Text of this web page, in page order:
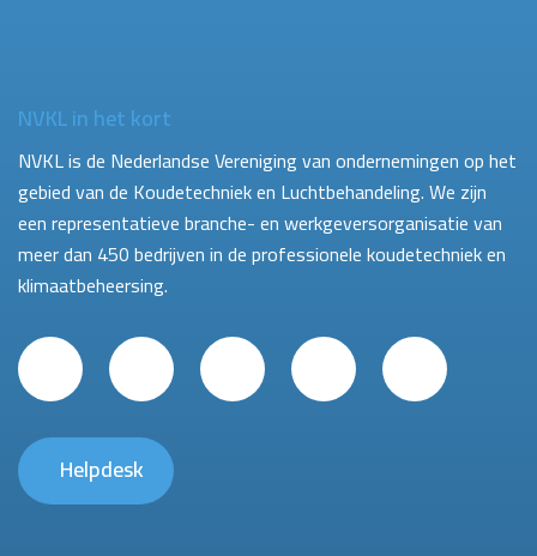
NVKL in het kort
NVKL is de Nederlandse Vereniging van ondernemingen op het
gebied van de Koudetechniek en Luchtbehandeling. We zijn
een representatieve branche- en werkgeversorganisatie van
meer dan 450 bedrijven in de professionele koudetechniek en
klimaatbeheersing.
Helpdesk